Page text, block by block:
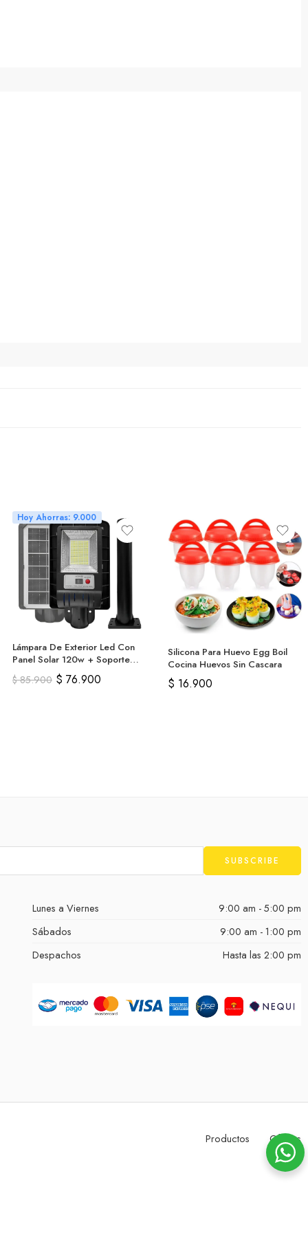
Hoy Ahorras: 9.000
Lámpara De Exterior Led Con
Panel Solar 120w + Soporte
Pared
$85.900 $ 76.900
Silicona Para Huevo Egg Boil
Cocina Huevos Sin Cascara
$ 16.900
Lunes a Viernes
9:00 am - 5:00 pm
Sábados
9:00 am - 1:00 pm
Despachos
Hasta las 2:00 pm
Productos Ofertas